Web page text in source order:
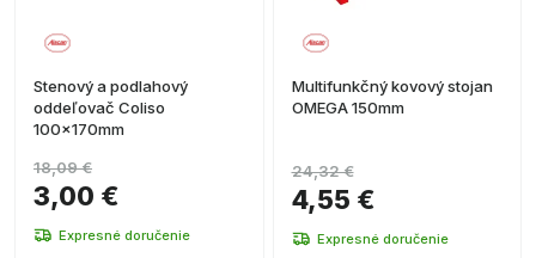
Stenový a podlahový
oddeľovač Coliso
100x170mm
3,00 €
18,09 €
Expresné doručenie
Multifunkčný kovový stojan
OMEGA 150mm
4,55 €
24,32 €
Expresné doručenie